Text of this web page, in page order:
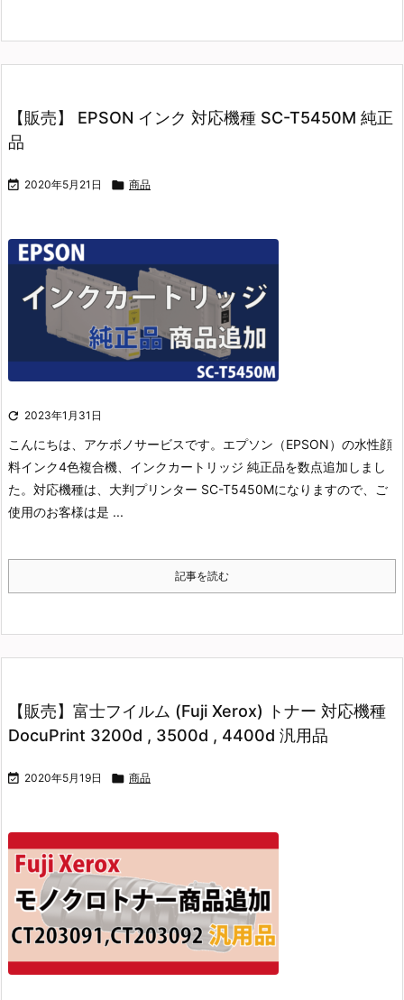
【販売】 EPSON インク 対応機種 SC-T5450M 純正
品
 2020年5月21日  商品
 2023年1月31日
こんにちは、アケボノサービスです。 エプソン（EPSON）の水性顔
料インク4色複合機、インクカートリッジ 純正品を数点追加しまし
た。 対応機種は、大判プリンター SC-T5450Mになりますので、ご
使用のお客様は是 ...
記事を読む
【販売】富士フイルム (Fuji Xerox) トナー 対応機種
DocuPrint 3200d , 3500d , 4400d 汎用品
 2020年5月19日  商品